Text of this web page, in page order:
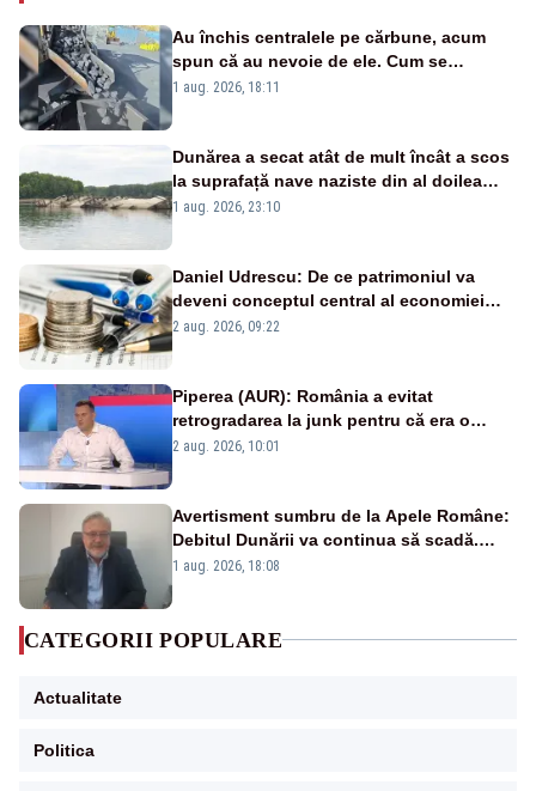
Au închis centralele pe cărbune, acum
spun că au nevoie de ele. Cum se
pasează vina în plină criză energetică
1 aug. 2026, 18:11
Dunărea a secat atât de mult încât a scos
la suprafață nave naziste din al doilea
război mondial
1 aug. 2026, 23:10
Daniel Udrescu: De ce patrimoniul va
deveni conceptul central al economiei
viitoare?
2 aug. 2026, 09:22
Piperea (AUR): România a evitat
retrogradarea la junk pentru că era o
catastrofă pentru bănci și fondurile de
2 aug. 2026, 10:01
Avertisment sumbru de la Apele Române:
Debitul Dunării va continua să scadă.
Cernavodă s-ar putea închide în 4 zile
1 aug. 2026, 18:08
CATEGORII POPULARE
Actualitate
Politica